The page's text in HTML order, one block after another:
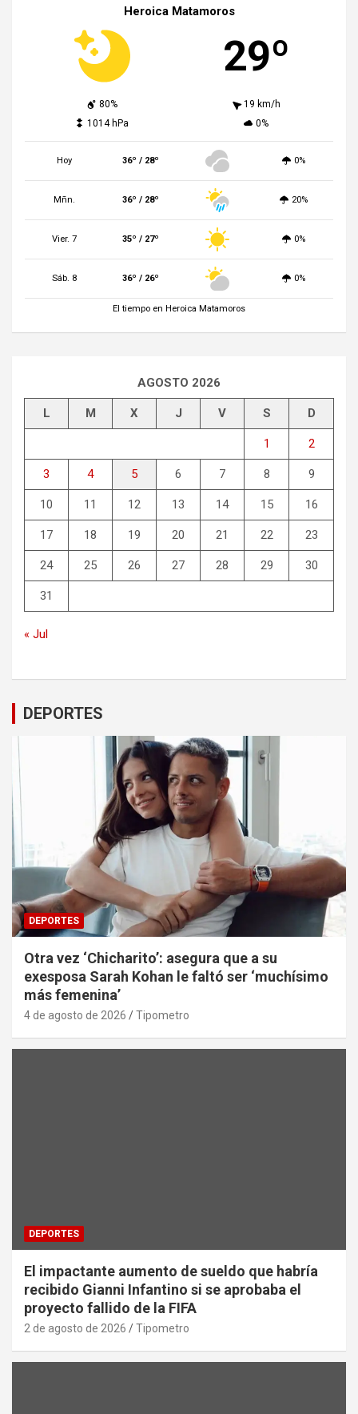
Heroica Matamoros
29º
80%
19 km/h
1014 hPa
0%
Hoy 36º / 28º 0%
Mñn. 36º / 28º 20%
Vier. 7 35º / 27º 0%
Sáb. 8 36º / 26º 0%
El tiempo en Heroica Matamoros
AGOSTO 2026
L M X J V S D
1 2
3 4 5 6 7 8 9
10 11 12 13 14 15 16
17 18 19 20 21 22 23
24 25 26 27 28 29 30
31
« Jul
DEPORTES
DEPORTES
Otra vez ‘Chicharito’: asegura que a su
exesposa Sarah Kohan le faltó ser ‘muchísimo
más femenina’
4 de agosto de 2026 Tipometro
DEPORTES
El impactante aumento de sueldo que habría
recibido Gianni Infantino si se aprobaba el
proyecto fallido de la FIFA
2 de agosto de 2026 Tipometro